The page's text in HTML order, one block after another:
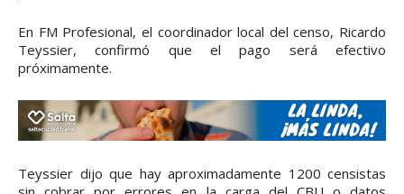
En FM Profesional, el coordinador local del censo, Ricardo
Teyssier, confirmó que el pago será efectivo
próximamente.
Teyssier dijo que hay aproximadamente 1200 censistas